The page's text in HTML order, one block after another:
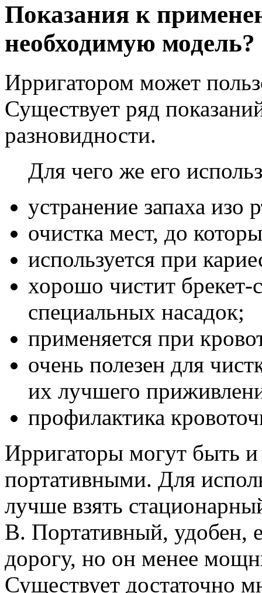
Показания к
необходимую модель?
Ирригатором может
Существует ряд
разновидности.
Для чего же его
устранение запаха изо
очистка мест, до
используется при
хорошо чистит
специальных насадок;
применяется при
очень полезен для
их лучшего
профилактика
Ирригаторы могут быть
портативными. Для
лучше взять
В. Портативный, удобен,
дорогу, но он менее
Существует достаточно